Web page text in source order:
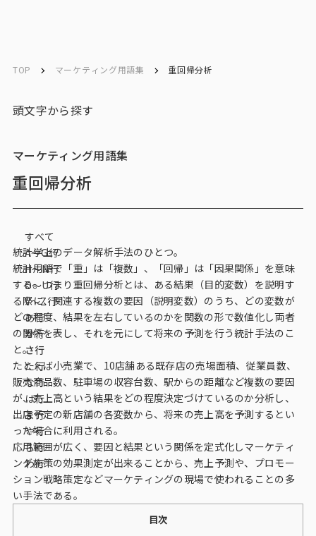
サービス一覧
サービストップ
マーケティングリサーチ
データベース
データ解析・予測
マーケティング支援
マーケティングDX
課題から探す
市場・顧客理解に関する課題
TOP マーケティング用語集 重回帰分析
頭文字から探す
すべて
A〜G行
H〜N行
O〜U行
V～Z行
あ行
か行
さ行
た行
な行
は行
ま行
や行
ら行
わ行
マーケティング用語集
重回帰分析
統計学上のデータ解析手法のひとつ。
統計用語で「重」は「複数」、「回帰」は「因果関係」を意味
する。つまり重回帰分析とは、ある結果（目的変数）を説明す
る際に、関連する複数の要因（説明変数）のうち、どの変数が
どの程度、結果を左右しているのかを関数の形で数値化し両者
の関係を表し、それを元にして将来の予測を行う統計手法のこ
と。
たとえば小売業で、10店舗ある既存店の売場面積、従業員数、
販売商品数、駐車場の収容台数、駅からの距離など複数の要因
が、売上高という結果をどの程度決定づけているのか分析し、
出店予定の新店舗の各変数から、将来の売上高を予測するとい
った場合に利用される。
応用範囲が広く、要因と結果という関係を定式化しマーケティ
ング施策の効果測定が出来ることから、売上予測や、プロモー
ション戦略策定などマーケティングの現場で使われることの多
い手法である。
目次